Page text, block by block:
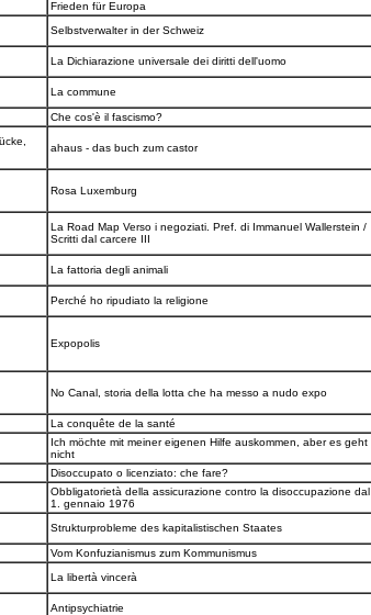
Frieden für Europa
Selbstverwalter in der Schweiz
La Dichiarazione universale dei diritti dell'uomo
La commune
Che cos'è il fascismo?
ahaus - das buch zum castor
Rosa Luxemburg
La Road Map Verso i negoziati. Pref. di Immanuel Wallerstein /
Scritti dal carcere III
La fattoria degli animali
Perché ho ripudiato la religione
Expopolis
No Canal, storia della lotta che ha messo a nudo expo
La conquête de la santé
Ich möchte mit meiner eigenen Hilfe auskommen, aber es geht
nicht
Disoccupato o licenziato: che fare?
Obbligatorietà della assicurazione contro la disoccupazione dal
1. gennaio 1976
Strukturprobleme des kapitalistischen Staates
Vom Konfuzianismus zum Kommunismus
La libertà vincerà
Antipsychiatrie